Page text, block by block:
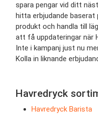
spara pengar vid ditt
hitta erbjudande
produkt och handla till
att få uppdateringar när
Inte i kampanj just nu
Kolla in liknande
Havredryck
Havredryck Barista